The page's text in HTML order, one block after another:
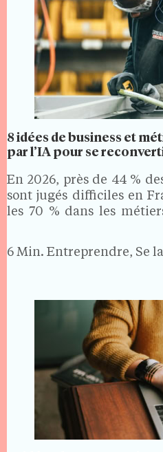
8 idées de business et
par l’IA pour se
En 2026, près de 44 %
sont jugés difficiles en
les 70 % dans les
revenus solides et…
6 Min. Entreprendre, Se